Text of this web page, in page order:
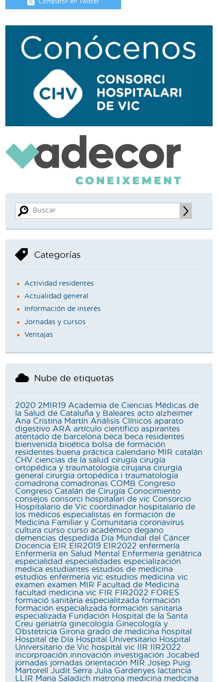
Compartir en Twitter
Categorías
Actividad residentes
Actualidad general
Información de interés
Jornadas y cursos
Ventajas
Nube de etiquetas
2020 2MIR19 Academia de Ciencias Médicas de
la Salud de Cataluña y Baleares acto alzheimer
Ana Cristina Martín Análisis Clínicos aparato
digestivo ARA artículo científico aspirantes
atentado de barcelona beca beca residentes
bienvenida bioética bolsa de formación
residentes buena práctica calendario MIR catalán
CHV ciencias de la salud cirugía cirugía
ortopédica y traumatologia cirujana cirurgia
general
cirurgia ortopédica i traumatologia
comadrona comadronas COMB Congreso
Congreso Catalán de Cirugía Conocimiento
consejos consorci hospitalari de vic Consorcio
Hospitalario de Vic coordinador hospitalario de
los médicos especialistas en formación de
Medicina Familiar y Comunitaria coronavirus
cultura curso curso académico degano
demencias despedida Día Mundial del Cáncer
Docencia EIR EIR2019 EIR2022 enfermería
Enfermería en Salud Mental
Enfermeria geriátrica
especialidad especialidades especialización
medica estudiantes estudios de medicina
estudios enfermeria vic estudios medicina vic
examen examen MIR Facultad de Medicina
facultad medicina vic FIR FIR2022 FORES
formació sanitària especialitzada formación
formación especializada formación sanitaria
especializada Fundación Hospital de la Santa
Creu geriatría ginecología Ginecología y
Obstetricia Girona grado de medicina hospital
Hospital de Día Hospital Universitario Hospital
Universitario de Vic hospital vic IIR
IIR2022
incorproación innovación investigación Jocabed
jornadas jornadas orientación MIR Josep Puig
Martorell
Judit Serra Julia Gardenyes
lactancia
LLIR Maria Saladich matrona medicina medicina